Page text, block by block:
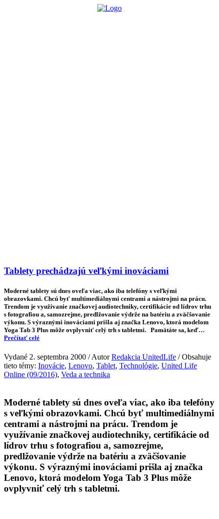
Tablety prechádzajú veľkými inováciami
Moderné tablety sú dnes oveľa viac, ako iba telefóny s veľkými
obrazovkami. Chcú byť multimediálnymi centrami a nástrojmi na prácu.
Trendom je využívanie značkovej audiotechniky, certifikácie od lídrov trhu
s fotografiou a, samozrejme, predlžovanie výdrže na batériu a zväčšovanie
výkonu. S výraznými inováciami prišla aj značka Lenovo, ktorá modelom
Yoga Tab 3 Plus môže ovplyvniť celý trh s tabletmi. Pamätáte sa, keď…
Prečítať celé
Vydané 2. septembra 2000 / AutorRedakcia UnitedLife / Obsahuje
tieto témy: Inovácie, Lenovo, Tablet, Technológie, United Life
Online (09/2016), Veda a technika
Moderné tablety sú dnes oveľa viac, ako iba telefóny
s veľkými obrazovkami. Chcú byť multimediálnymi
centrami a nástrojmi na prácu. Trendom je
využívanie značkovej audiotechniky, certifikácie od
lídrov trhu s fotografiou a, samozrejme,
predlžovanie výdrže na batériu a zväčšovanie
výkonu. S výraznými inováciami prišla aj značka
Lenovo, ktorá modelom Yoga Tab 3 Plus môže
ovplyvniť celý trh s tabletmi.